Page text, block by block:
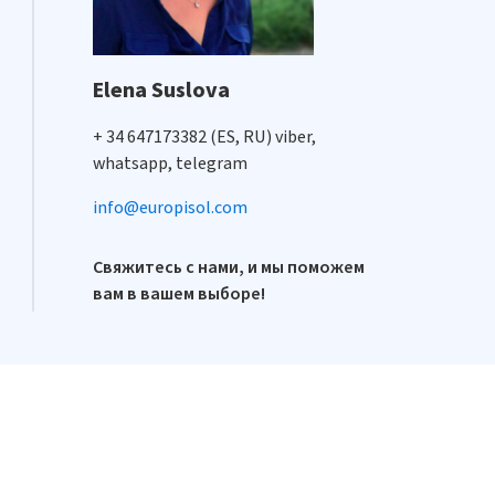
Elena Suslova
+ 34 647173382 (ES, RU) viber,
whatsapp, telegram
info@europisol.com
Свяжитесь с нами, и мы поможем
вам в вашем выборе!